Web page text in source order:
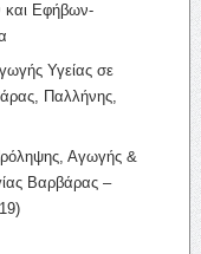
και Εφήβων-
Υγείας σε
Παλλήνης,
Αγωγής &
Βαρβάρας –